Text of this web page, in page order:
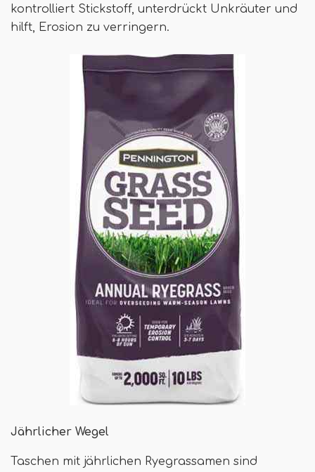
kontrolliert Stickstoff, unterdrückt Unkräuter und
hilft, Erosion zu verringern.
Jährlicher Wegel
Taschen mit jährlichen Ryegrassamen sind